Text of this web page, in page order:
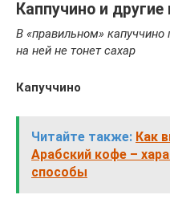
Каппучино и
В «правильном» капуччино
на ней не тонет сахар
Капуччино
Читайте также: Как
Арабский кофе –
способы